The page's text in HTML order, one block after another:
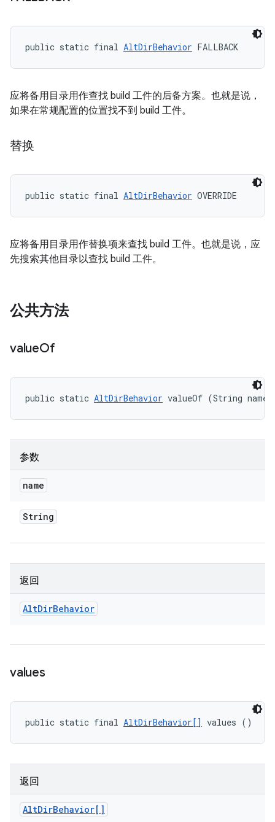
public static final AltDirBehavior FALLBACK
应将备用目录用作查找 build 工件的后备方案。也就是说，
如果在常规配置的位置找不到 build 工件。
替换
public static final AltDirBehavior OVERRIDE
应将备用目录用作替换项来查找 build 工件。也就是说，应
先搜索其他目录以查找 build 工件。
公共方法
valueOf
public static AltDirBehavior valueOf (String name)
参数
name
String
返回
AltDirBehavior
values
public static final AltDirBehavior[] values ()
返回
AltDirBehavior[]